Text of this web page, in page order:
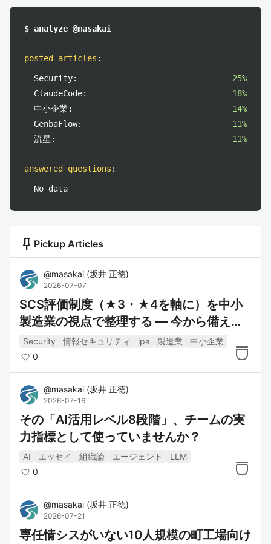
$ analyze @masakai
posted articles :
Security:
25%
ClaudeCode:
18%
中小企業:
14%
GenbaFlow:
11%
流星:
11%
answered questions :
No data
push_pin Pickup Articles
@masakai (坂井 正徳)
2026-07-07
SCS評価制度（★3・★4を軸に）を中小
製造業の視点で整理する ― 今から備える
ための現状把握
Security 情報セキュリティ ipa 製造業
中小企業
0
@masakai (坂井 正徳)
2026-07-16
その「AI活用レベル8段階」、チームの実
力指標として使っていませんか？
AI エッセイ 組織論 エージェント
LLM
0
@masakai (坂井 正徳)
2026-07-21
専任情シスがいない10人規模の町工場向け